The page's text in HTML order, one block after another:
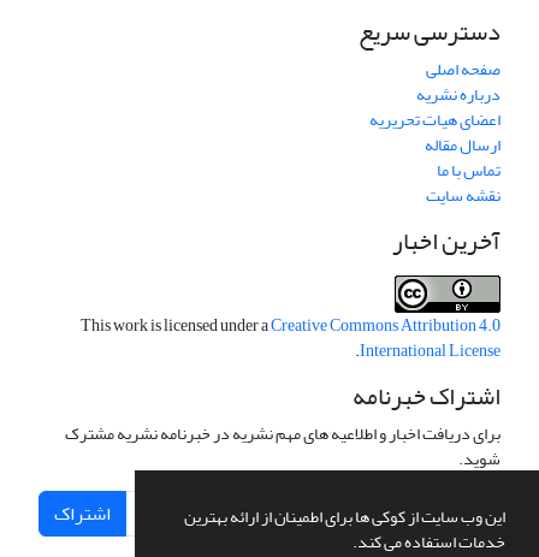
این وب سایت از کوکی ها برای اطمینان از ارائه بهترین
خدمات استفاده می کند.
دسترسی سریع
صفحه اصلی
درباره نشریه
اعضای هیات تحریریه
ارسال مقاله
تماس با ما
نقشه سایت
آخرین اخبار
This work is licensed under aCreative Commons Attribution 4.0
International License
.
اشتراک خبرنامه
برای دریافت اخبار و اطلاعیه های مهم نشریه در خبرنامه نشریه مشترک
شوید.
اشتراک